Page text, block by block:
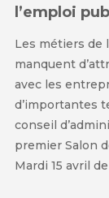
l’emploi
Les métiers de
manquent
avec les
d’importantes
conseil
premier Salon
Mardi 15 avril